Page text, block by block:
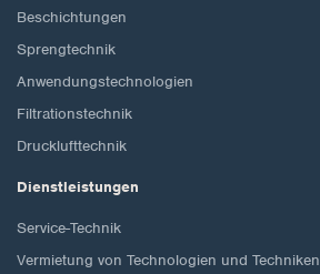
Beschichtungen
Sprengtechnik
Anwendungstechnologien
Filtrationstechnik
Drucklufttechnik
Dienstleistungen
Service-Technik
Vermietung von Technologien und Techniken